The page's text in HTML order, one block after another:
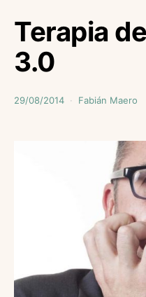
Terapia
3.0
29/08/2014 Fabián Maero